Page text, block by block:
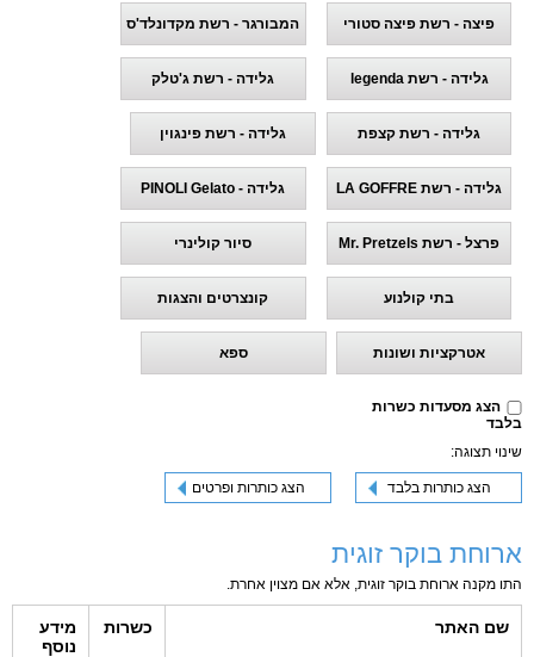
פיצה - רשת פיצה סטורי המבורגר - רשת מקדונלד'ס
גלידה - רשת legenda גלידה - רשת ג'טלק
גלידה - רשת קצפת גלידה - רשת פינגוין
גלידה - רשת LA GOFFRE גלידה - PINOLI Gelato
פרצל - רשת Mr. Pretzels סיור קולינרי
בתי קולנוע קונצרטים והצגות
אטרקציות ושונות ספא
הצג מסעדות כשרות
בלבד
שינוי תצוגה:
הצג כותרות בלבד הצג כותרות ופרטים
ארוחת בוקר זוגית
התו מקנה ארוחת בוקר זוגית, אלא אם מצוין אחרת.
שם האתר כשרות
מידע
נוסף